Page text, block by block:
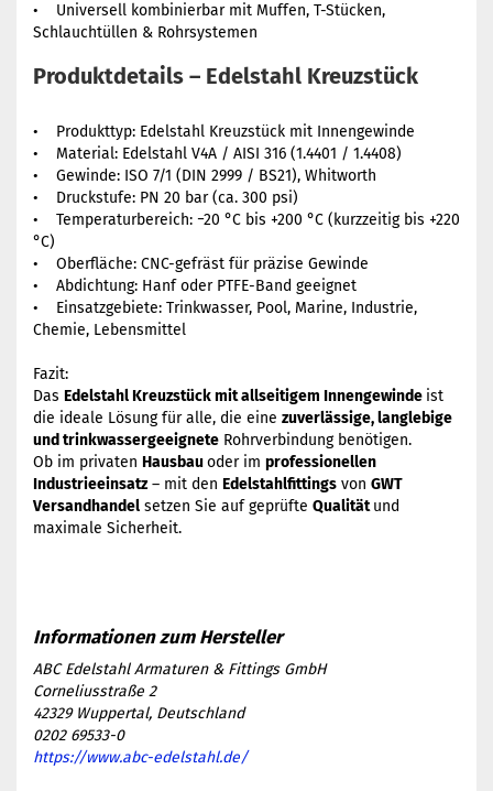
• Universell kombinierbar mit Muffen, T-Stücken,
Schlauchtüllen & Rohrsystemen
Produktdetails – Edelstahl Kreuzstück
• Produkttyp: Edelstahl Kreuzstück mit Innengewinde
• Material: Edelstahl V4A / AISI 316 (1.4401 / 1.4408)
• Gewinde: ISO 7/1 (DIN 2999 / BS21), Whitworth
• Druckstufe: PN 20 bar (ca. 300 psi)
• Temperaturbereich: −20 °C bis +200 °C (kurzzeitig bis +220
°C)
• Oberfläche: CNC-gefräst für präzise Gewinde
• Abdichtung: Hanf oder PTFE-Band geeignet
• Einsatzgebiete: Trinkwasser, Pool, Marine, Industrie,
Chemie, Lebensmittel
Fazit:
Das Edelstahl Kreuzstück mit allseitigem Innengewinde ist
die ideale Lösung für alle, die eine zuverlässige, langlebige
und trinkwassergeeignete Rohrverbindung benötigen.
Ob im privaten Hausbauoder im professionellen
Industrieeinsatz– mit den Edelstahlfittings von GWT
Versandhandel setzen Sie auf geprüfte Qualitätund
maximale Sicherheit.
ABC Edelstahl Armaturen & Fittings GmbH
Corneliusstraße 2
42329 Wuppertal, Deutschland
0202 69533-0
https://www.abc-edelstahl.de/